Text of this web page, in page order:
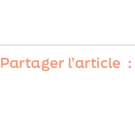
Partager l’article